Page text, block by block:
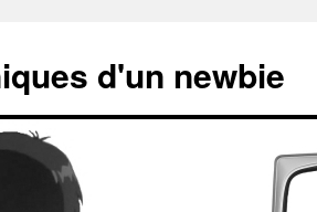
d'un newbie